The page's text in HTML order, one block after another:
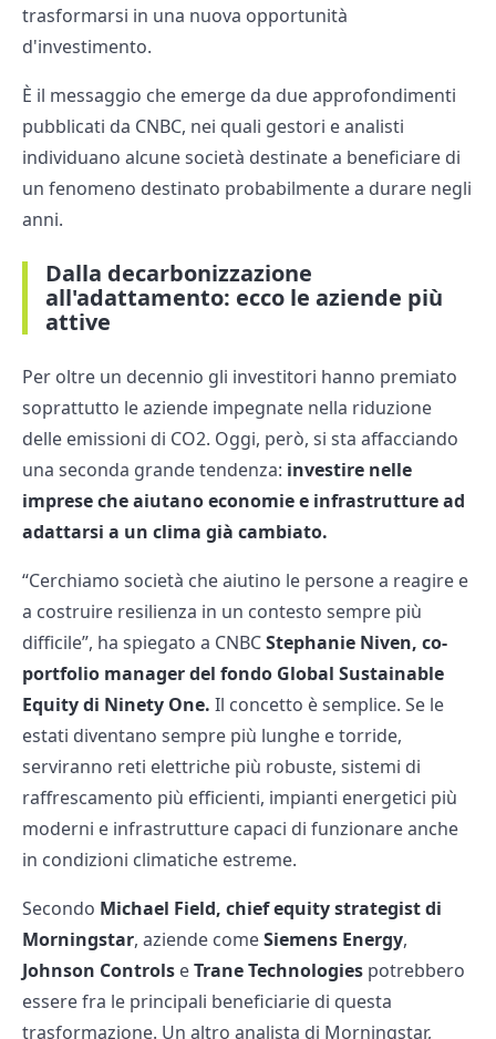
trasformarsi in una nuova opportunità
d'investimento.
È il messaggio che emerge da due approfondimenti
pubblicati da CNBC, nei quali gestori e analisti
individuano alcune società destinate a beneficiare di
un fenomeno destinato probabilmente a durare negli
anni.
Dalla decarbonizzazione
all'adattamento: ecco le aziende più
attive
Per oltre un decennio gli investitori hanno premiato
soprattutto le aziende impegnate nella riduzione
delle emissioni di CO2. Oggi, però, si sta affacciando
una seconda grande tendenza: investire nelle
imprese che aiutano economie e infrastrutture ad
adattarsi a un clima già cambiato.
“Cerchiamo società che aiutino le persone a reagire e
a costruire resilienza in un contesto sempre più
difficile”, ha spiegato a CNBCStephanie Niven, co-
portfolio manager del fondo Global Sustainable
Equity di Ninety One. Il concetto è semplice. Se le
estati diventano sempre più lunghe e torride,
serviranno reti elettriche più robuste, sistemi di
raffrescamento più efficienti, impianti energetici più
moderni e infrastrutture capaci di funzionare anche
in condizioni climatiche estreme.
Secondo Michael Field, chief equity strategist di
Morningstar, aziende comeSiemens Energy,
Johnson Controls eTrane Technologies potrebbero
essere fra le principali beneficiarie di questa
trasformazione. Un altro analista di Morningstar,